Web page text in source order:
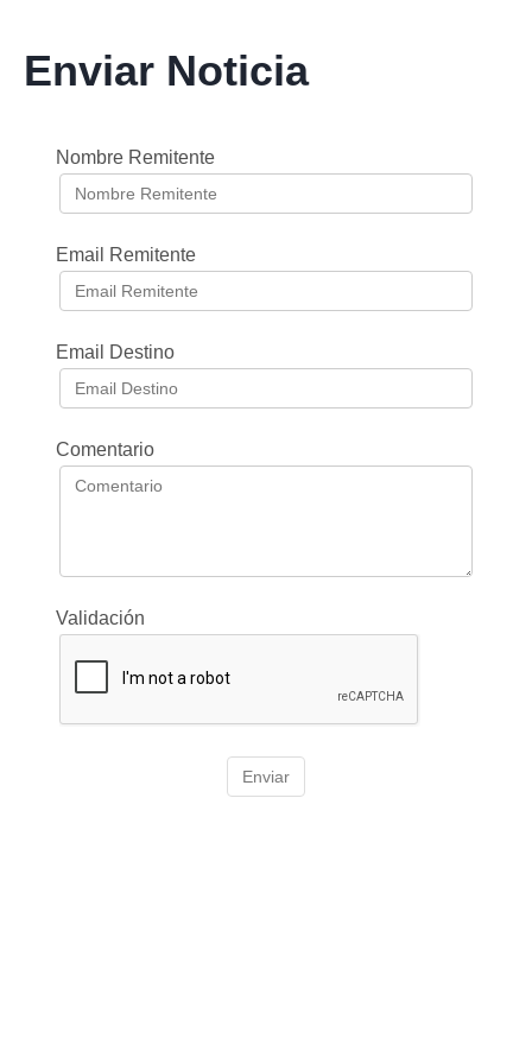
Enviar Noticia
Nombre Remitente
Email Remitente
Email Destino
Comentario
Validación